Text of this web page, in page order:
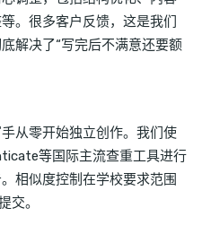
。很多客户反馈，这是我们
解决了“写完后不满意还要额
从零开始独立创作。我们使
等国际主流查重工具进行
相似度控制在学校要求范围
交。